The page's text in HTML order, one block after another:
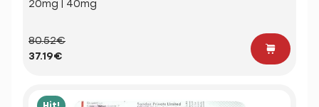
20mg | 40mg
80.52€
37.19€